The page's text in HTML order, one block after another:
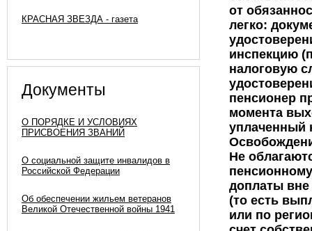
КРАСНАЯ ЗВЕЗДА - газета
Документы
О ПОРЯДКЕ И УСЛОВИЯХ
ПРИСВОЕНИЯ ЗВАНИЙ
О социальной защите инвалидов в
Российской Федерации
Об обеспечении жильем ветеранов
Великой Отечественной войны 1941